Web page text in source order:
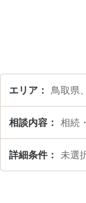
エリア 鳥取県
相談内容 相続
詳細条件 未選